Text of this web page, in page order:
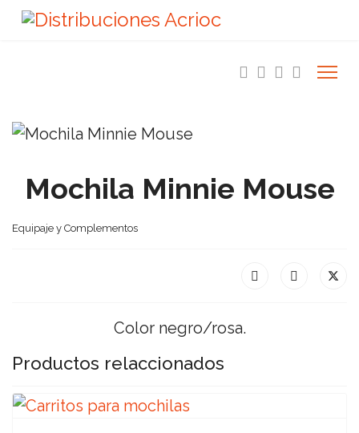
Mochila Minnie Mouse
Equipaje y Complementos
Color negro/rosa.
Productos relaccionados